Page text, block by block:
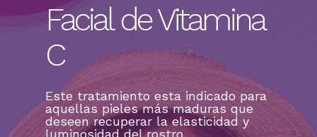
Facial de Vitamina
C
Este tratamiento esta indicado para
aquellas pieles más maduras que
deseen recuperar la elasticidad y